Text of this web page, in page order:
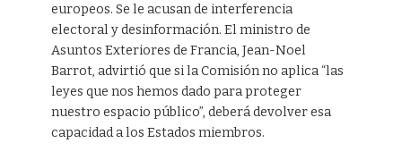
europeos. Se le acusan de interferencia
electoral y desinformación. El ministro de
Asuntos Exteriores de Francia, Jean-Noel
Barrot, advirtió que si la Comisión no aplica “las
leyes que nos hemos dado para proteger
nuestro espacio público”, deberá devolver esa
capacidad a los Estados miembros.